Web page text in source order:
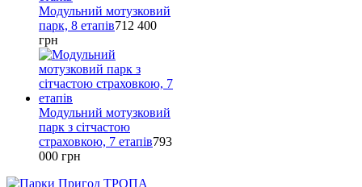
Модульний мотузковий
парк, 8 етапів712 400
грн
Модульний мотузковий
парк з сітчастою
страховкою, 7 етапів793
000 грн